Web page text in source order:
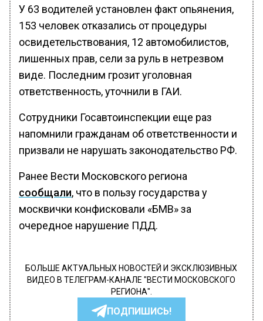
У 63 водителей установлен факт опьянения,
153 человек отказались от процедуры
освидетельствования, 12 автомобилистов,
лишенных прав, сели за руль в нетрезвом
виде. Последним грозит уголовная
ответственность, уточнили в ГАИ.
Сотрудники Госавтоинспекции еще раз
напомнили гражданам об ответственности и
призвали не нарушать законодательство РФ.
Ранее Вести Московского региона
сообщали, что в пользу государства у
москвички конфисковали «БМВ» за
очередное нарушение ПДД.
БОЛЬШЕ АКТУАЛЬНЫХ НОВОСТЕЙ И ЭКСКЛЮЗИВНЫХ
ВИДЕО В ТЕЛЕГРАМ-КАНАЛЕ "ВЕСТИ МОСКОВСКОГО
РЕГИОНА".
ПОДПИШИСЬ!